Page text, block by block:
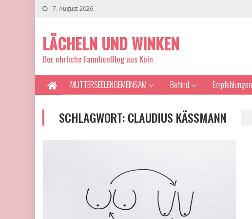
7. August 2026
LÄCHELN UND WINKEN
Der ehrliche FamilienBlog aus Köln
MUTTERSEELENGEMEINSAM Behind Empfehlungen
SCHLAGWORT:CLAUDIUS KÄSSMANN